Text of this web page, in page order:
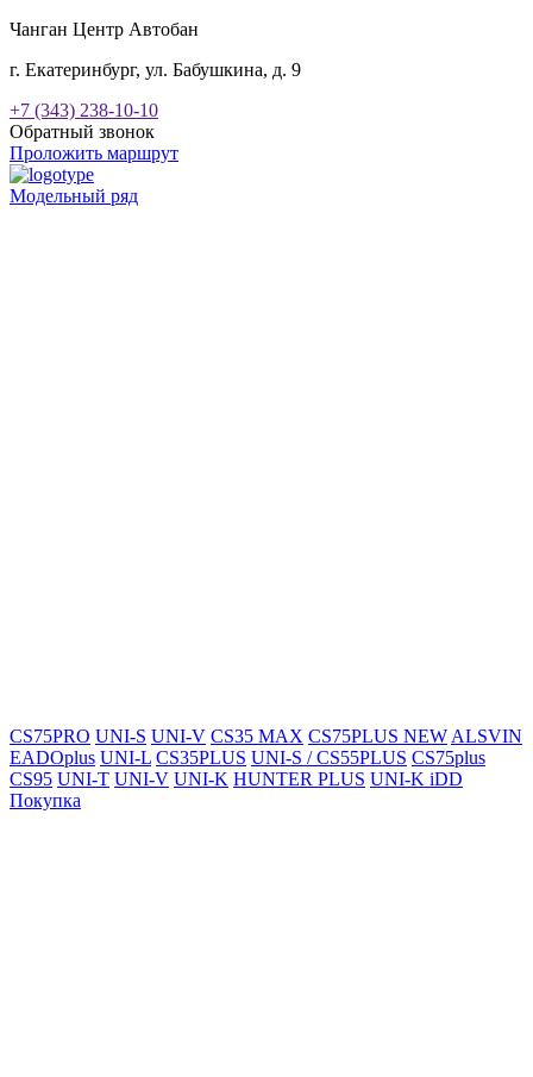
Чанган Центр Автобан
г. Екатеринбург, ул. Бабушкина, д. 9
+7 (343) 238-10-10
Обратный звонок
Проложить маршрут
Модельный ряд
CS75PRO UNI-S UNI-V CS35 MAX CS75PLUS NEW ALSVIN
EADOplus UNI-L CS35PLUS UNI-S / CS55PLUS CS75plus
CS95 UNI-T UNI-V UNI-K HUNTER PLUS UNI-K iDD
Покупка